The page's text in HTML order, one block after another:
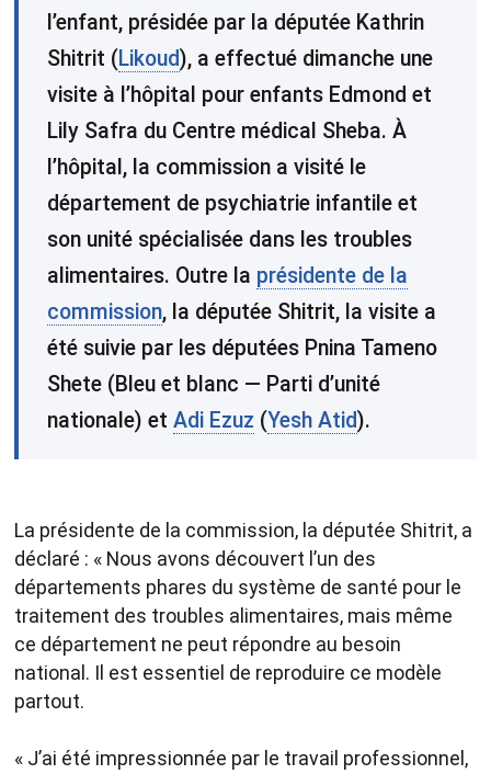
l’enfant, présidée par la députée Kathrin
Shitrit (Likoud), a effectué dimanche une
visite à l’hôpital pour enfants Edmond et
Lily Safra du Centre médical Sheba. À
l’hôpital, la commission a visité le
département de psychiatrie infantile et
son unité spécialisée dans les troubles
alimentaires. Outre la présidente de la
commission, la députée Shitrit, la visite a
été suivie par les députées Pnina Tameno
Shete (Bleu et blanc — Parti d’unité
nationale) et Adi Ezuz (Yesh Atid).
La présidente de la commission, la députée Shitrit, a
déclaré : « Nous avons découvert l’un des
départements phares du système de santé pour le
traitement des troubles alimentaires, mais même
ce département ne peut répondre au besoin
national. Il est essentiel de reproduire ce modèle
partout.
« J’ai été impressionnée par le travail professionnel,